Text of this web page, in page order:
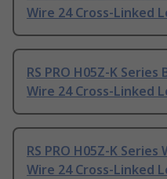
Wire 24 Cross-Linked
RS PRO H05Z-K
Wire 24 Cross-Linked
RS PRO H05Z-K
Wire 24 Cross-Linked